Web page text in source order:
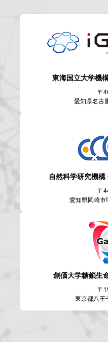
東海国立大学機
〒
愛知県名古
自然科学研究機構
〒
愛知県岡崎市
創価大学糖鎖生
〒
東京都八王